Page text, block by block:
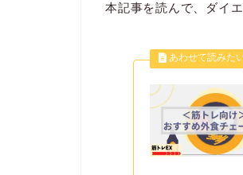
本記事を読んで、ダイ